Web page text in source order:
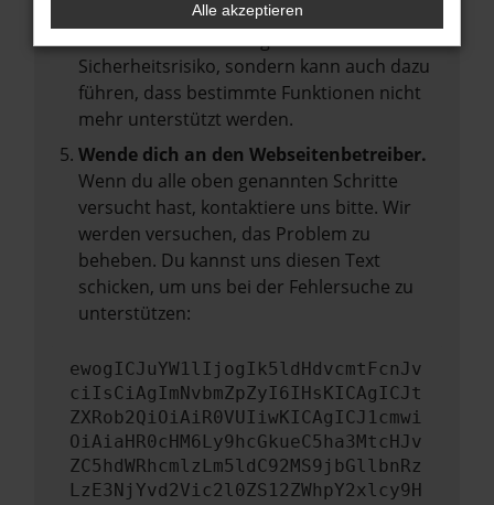
Veraltete Software birgt nicht nur ein
Sicherheitsrisiko, sondern kann auch dazu
führen, dass bestimmte Funktionen nicht
mehr unterstützt werden.
Wende dich an den Webseitenbetreiber.
Wenn du alle oben genannten Schritte
versucht hast, kontaktiere uns bitte. Wir
werden versuchen, das Problem zu
beheben. Du kannst uns diesen Text
schicken, um uns bei der Fehlersuche zu
unterstützen:
ewogICJuYW1lIjogIk5ldHdvcmtFcnJv
ciIsCiAgImNvbmZpZyI6IHsKICAgICJt
ZXRob2QiOiAiR0VUIiwKICAgICJ1cmwi
OiAiaHR0cHM6Ly9hcGkueC5ha3MtcHJv
ZC5hdWRhcmlzLm5ldC92MS9jbGllbnRz
LzE3NjYvd2Vic2l0ZS12ZWhpY2xlcy9H
Alle akzeptieren